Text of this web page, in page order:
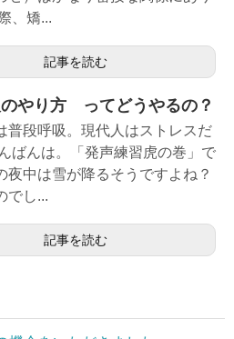
、矯...
記事を読む
やり方 ってどうやるの？
普段呼吸。現代人はストレスだ
ばんは。「発声練習虎の巻」で
夜中は雪が降るそうですよね？
でし...
記事を読む